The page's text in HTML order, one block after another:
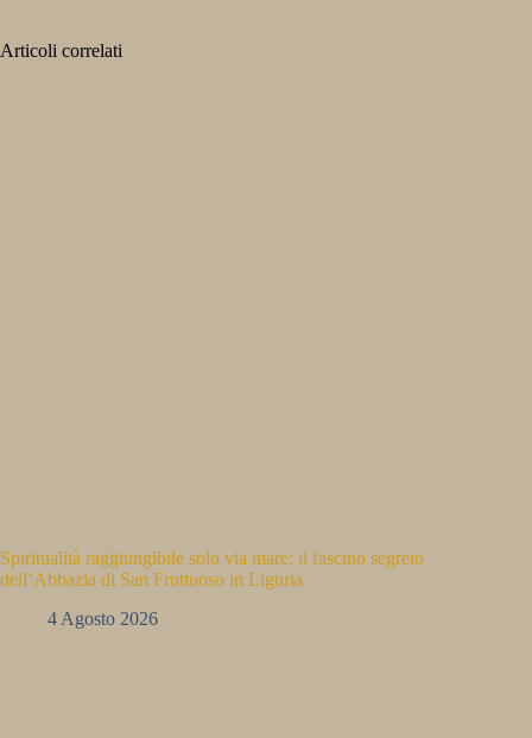
Articoli correlati
Spiritualità raggiungibile solo via mare: il fascino segreto
dell’Abbazia di San Fruttuoso in Liguria
4 Agosto 2026